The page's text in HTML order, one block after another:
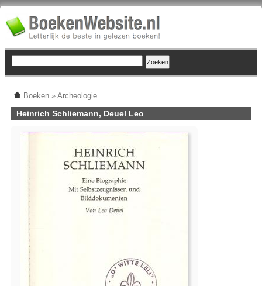
Boeken » Archeologie
Heinrich Schliemann, Deuel Leo